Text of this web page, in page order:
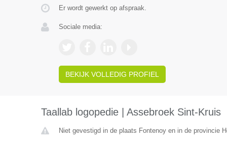
Er wordt gewerkt op afspraak.
Sociale media:
BEKIJK VOLLEDIG PROFIEL
Taallab logopedie | Assebroek Sint-Kruis
Niet gevestigd in de plaats Fontenoy en in de provincie